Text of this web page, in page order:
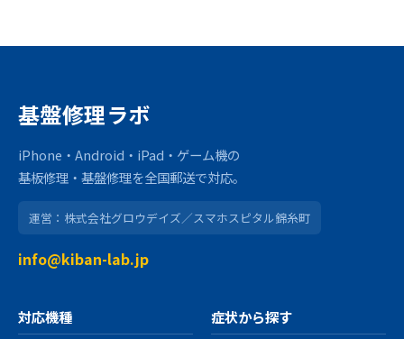
基盤修理ラボ
iPhone・Android・iPad・ゲーム機の
基板修理・基盤修理を全国郵送で対応。
運営：株式会社グロウデイズ／スマホスピタル錦糸町
info@kiban-lab.jp
対応機種 症状から探す